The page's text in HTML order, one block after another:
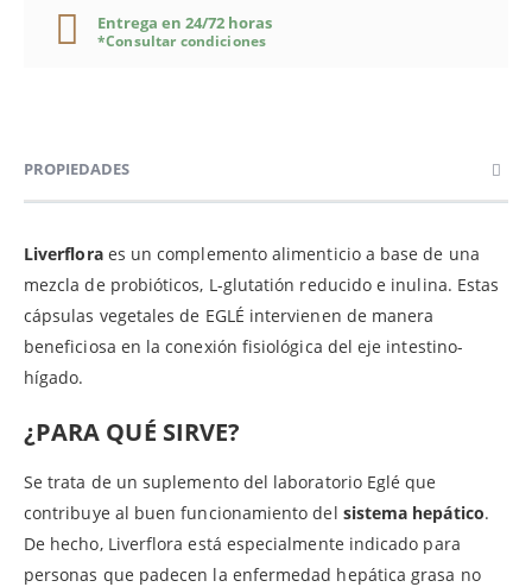
Entrega en 24/72 horas
*Consultar condiciones
PROPIEDADES
Liverflora es un complemento alimenticio a base de una
mezcla de probióticos, L-glutatión reducido e inulina. Estas
cápsulas vegetales de EGLÉ intervienen de manera
beneficiosa en la conexión fisiológica del eje intestino-
hígado.
¿PARA QUÉ SIRVE?
Se trata de un suplemento del laboratorio Eglé que
contribuye al buen funcionamiento del sistema hepático.
De hecho, Liverflora está especialmente indicado para
personas que padecen la enfermedad hepática grasa no